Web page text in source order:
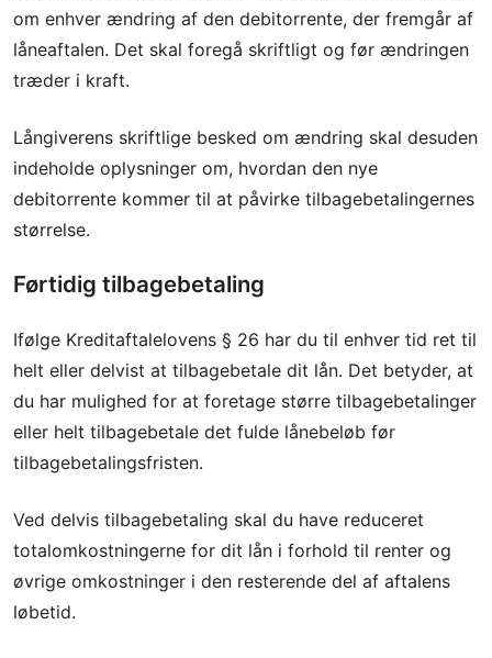
om enhver ændring af den debitorrente, der fremgår af
låneaftalen. Det skal foregå skriftligt og før ændringen
træder i kraft.
Långiverens skriftlige besked om ændring skal desuden
indeholde oplysninger om, hvordan den nye
debitorrente kommer til at påvirke tilbagebetalingernes
størrelse.
Førtidig tilbagebetaling
Ifølge Kreditaftalelovens § 26 har du til enhver tid ret til
helt eller delvist at tilbagebetale dit lån. Det betyder, at
du har mulighed for at foretage større tilbagebetalinger
eller helt tilbagebetale det fulde lånebeløb før
tilbagebetalingsfristen.
Ved delvis tilbagebetaling skal du have reduceret
totalomkostningerne for dit lån i forhold til renter og
øvrige omkostninger i den resterende del af aftalens
løbetid.